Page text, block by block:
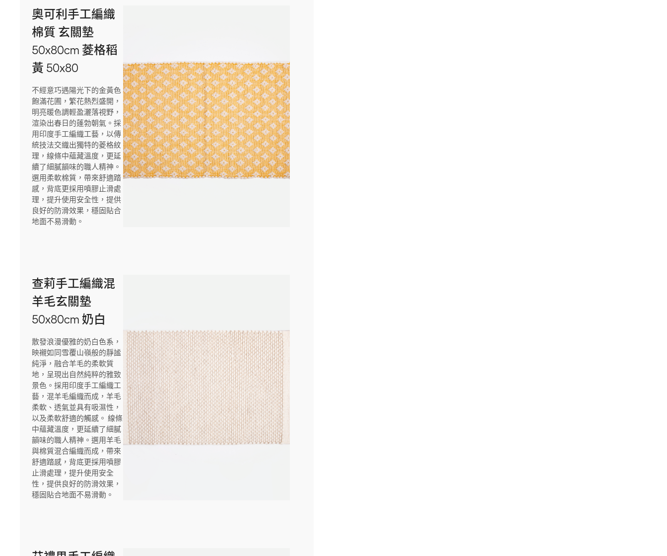
奧可利手工編織
棉質 玄關墊
50x80cm 菱格稻
黃 50x80
不經意巧遇陽光下的金黃色
飽滿花圃，繁花熱烈盛開，
明亮暖色調輕盈灑落視野，
渲染出春日的蓬勃朝氣。採
用印度手工編織工藝，以傳
統技法交織出獨特的菱格紋
理，線條中蘊藏溫度，更延
續了細膩韻味的職人精神。
選用柔軟棉質，帶來舒適踏
感，背底更採用噴膠止滑處
理，提升使用安全性，提供
良好的防滑效果，穩固貼合
地面不易滑動。
查莉手工編織混
羊毛玄關墊
50x80cm 奶白
散發浪漫優雅的奶白色系，
映襯如同雪覆山嶺般的靜謐
純淨，融合羊毛的柔軟質
地，呈現出自然純粹的雅致
景色。採用印度手工編織工
藝，混羊毛編織而成，羊毛
柔軟、透氣並具有吸濕性，
以及柔軟舒適的觸感。 線條
中蘊藏溫度，更延續了細膩
韻味的職人精神。選用羊毛
與棉質混合編織而成，帶來
舒適踏感，背底更採用噴膠
止滑處理，提升使用安全
性，提供良好的防滑效果，
穩固貼合地面不易滑動。